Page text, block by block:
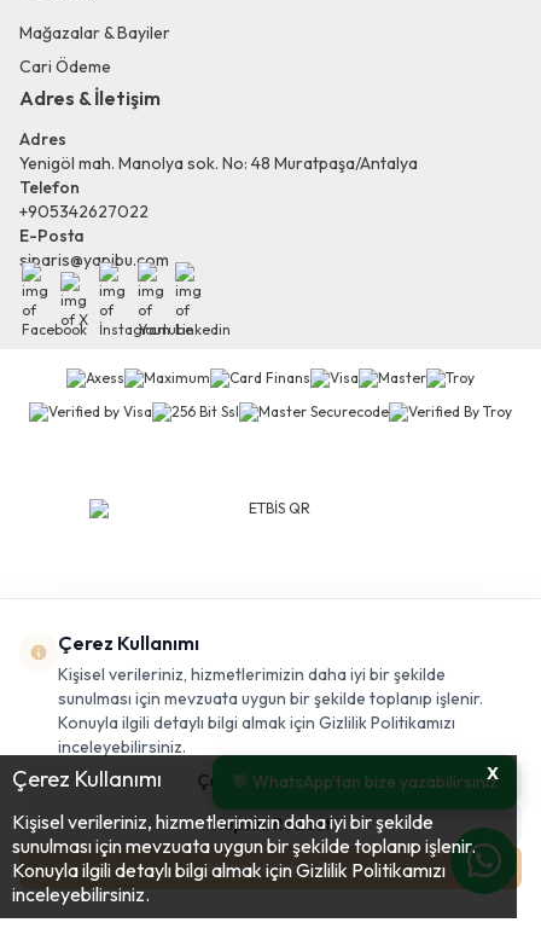
💬 WhatsApp'tan bize yazabilirsiniz
X
Çerez Kullanımı
Kişisel verileriniz, hizmetlerimizin daha iyi bir şekilde
sunulması için mevzuata uygun bir şekilde toplanıp işlenir.
Konuyla ilgili detaylı bilgi almak için Gizlilik Politikamızı
inceleyebilirsiniz.
45.259,20 TL23.987,38TL Sepete Ekle
Mağazalar & Bayiler
Cari Ödeme
Adres & İletişim
Adres
Yenigöl mah. Manolya sok. No: 48 Muratpaşa/Antalya
Telefon
+905342627022
E-Posta
siparis@yapibu.com
Facebook
X İnstagram
Youtube
Çerez Kullanımı
Kişisel verileriniz, hizmetlerimizin daha iyi bir şekilde
sunulması için mevzuata uygun bir şekilde toplanıp işlenir.
Konuyla ilgili detaylı bilgi almak için Gizlilik Politikamızı
inceleyebilirsiniz.
Çerezleri Özelleştir
Hepsini Reddet
Hepsini Kabul Et